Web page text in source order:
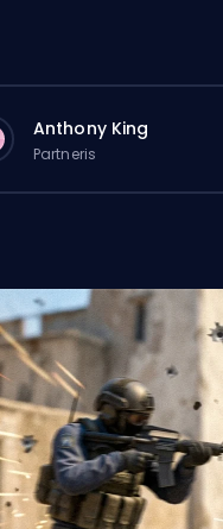
Anthony King
Partneris